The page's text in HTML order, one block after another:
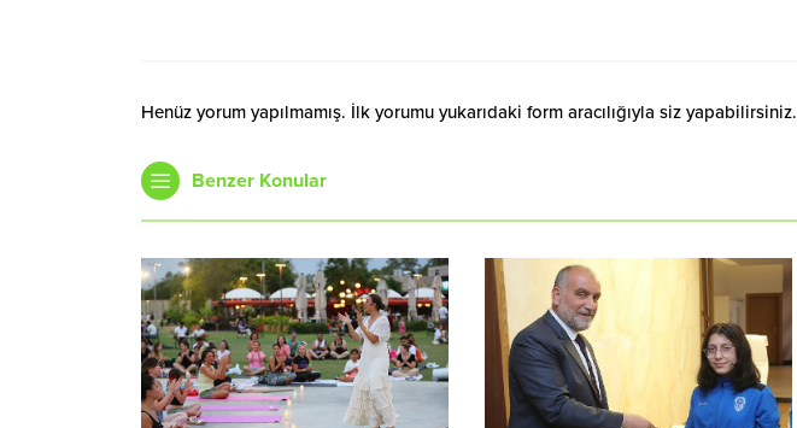
Henüz yorum yapılmamış. İlk yorumu yukarıdaki form aracılığıyla siz yapabilirsiniz.
Benzer Konular